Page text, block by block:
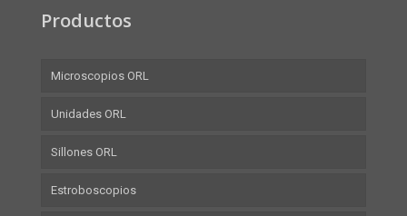
Productos
Microscopios ORL
Unidades ORL
Sillones ORL
Estroboscopios